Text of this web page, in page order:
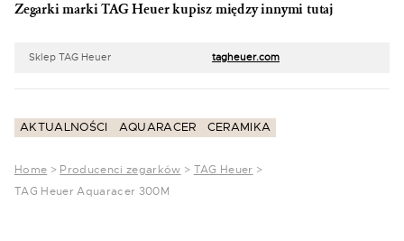
Zegarki marki TAG Heuer kupisz między innymi tutaj
Sklep TAG Heuer tagheuer.com
AKTUALNOŚCI AQUARACER CERAMIKA
Home > Producenci zegarków > TAG Heuer >
TAG Heuer Aquaracer 300M